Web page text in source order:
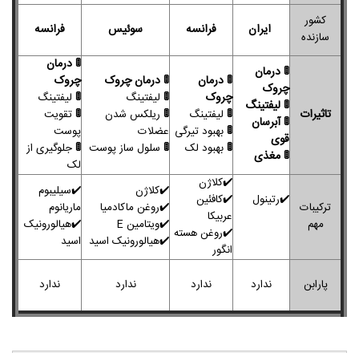
کشور
سازنده
ایران فرانسه سوئیس فرانسه
تاثیرات
🚦 درمان
چروک
🚦 لیفتینگ
🚦 آبرسان
قوی
🚦 مغذی
🚦 درمان
چروک
🚦 لیفتینگ
🚦بهبود تیرگی
🚦بهبود لک
🚦 درمان چروک
🚦 لیفتینگ
🚦 ریلکس شدن
عضلات
🚦 سلول ساز پوست
🚦 درمان
چروک
🚦 لیفتینگ
🚦تقویت
پوست
🚦جلوگیری از
لک
ترکیبات
مهم
✔️رتینول
✔️کلاژن
✔️کافئین
عربیکا
✔️روغن هسته
انگور
✔️کلاژن
✔️روغن ماکادمیا
✔️ویتامین E
✔️هیالورونیک اسید
✔️سیلیبوم
ماریانوم
✔️هیالورونیک
اسید
پارابن ندارد ندارد ندارد ندارد